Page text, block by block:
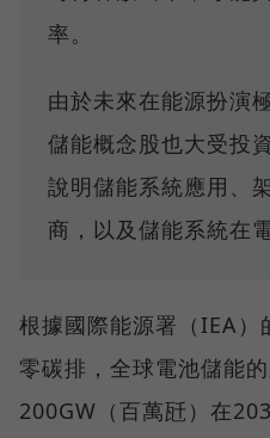
率。
由於未來在能源扮演
儲能概念股也大受投
說明儲能系統應用、
商，以及儲能系統在
根據國際能源署（IEA）
零碳排，全球電池儲能
200GW（百萬瓩）在